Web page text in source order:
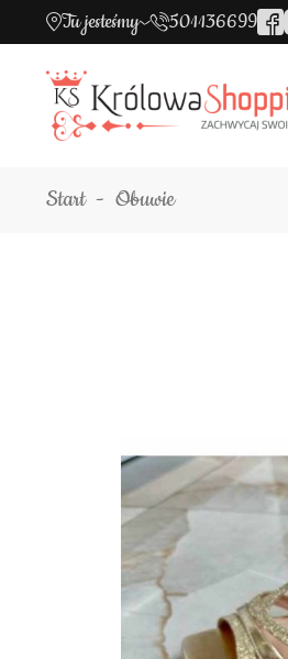
Tu jesteśmy 501136699
Start Obuwie